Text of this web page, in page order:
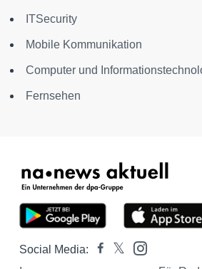
ITSecurity
Mobile Kommunikation
Computer und
Fernsehen
Social Media: